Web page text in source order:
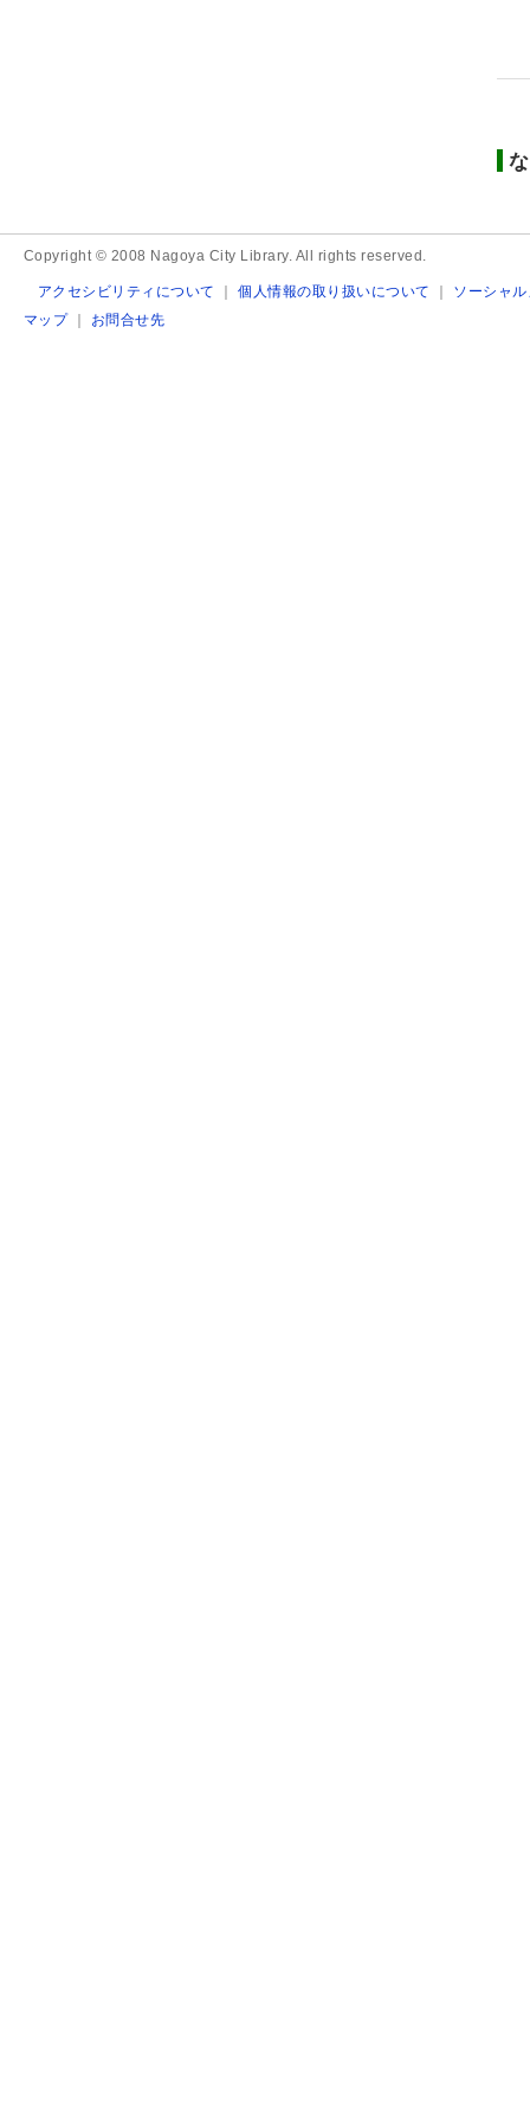
Copyright © 2008 Nagoya City Library. All rights reserved.
アクセシビリティについて ｜個人情報の取り扱いについて ｜ ソーシャ
マップ｜ お問合せ先